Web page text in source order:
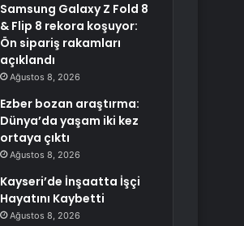
Samsung Galaxy Z Fold 8
& Flip 8 rekora koşuyor:
Ön sipariş rakamları
açıklandı
Ağustos 8, 2026
Ezber bozan araştırma:
Dünya’da yaşam iki kez
ortaya çıktı
Ağustos 8, 2026
Kayseri’de İnşaatta İşçi
Hayatını Kaybetti
Ağustos 8, 2026